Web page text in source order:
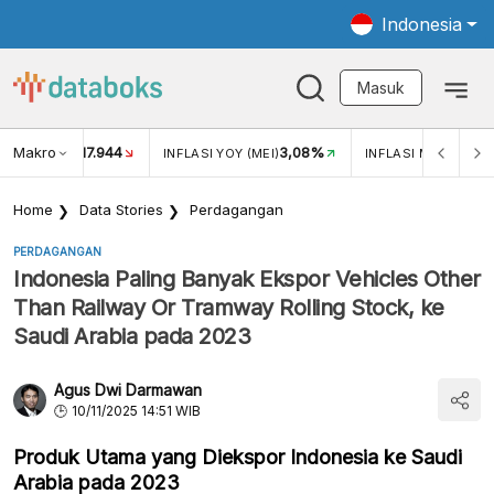
Indonesia
Masuk
Makro
USD/IDR 17.944 INFLASI YOY (MEI)3,08% INFLASI MOM (MEI)
Home Data Stories Perdagangan
PERDAGANGAN
Indonesia Paling Banyak Ekspor Vehicles Other
Than Railway Or Tramway Rolling Stock, ke
Saudi Arabia pada 2023
Agus Dwi Darmawan
10/11/2025 14:51 WIB
Produk Utama yang Diekspor Indonesia ke Saudi
Arabia pada 2023